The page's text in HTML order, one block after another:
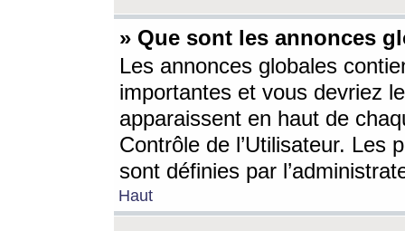
» Que sont les annonces
Les annonces globales
importantes et vous devriez
apparaissent en haut de
Contrôle de l’Utilisateur. Les
sont définies par
Haut